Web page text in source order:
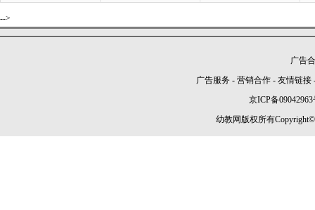
-->
广告
广告服务 - 营销合作 - 友情链接
京ICP备09042963
幼教网版权所有